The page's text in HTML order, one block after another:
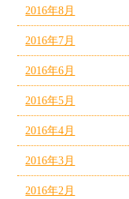
2016年8月
2016年7月
2016年6月
2016年5月
2016年4月
2016年3月
2016年2月